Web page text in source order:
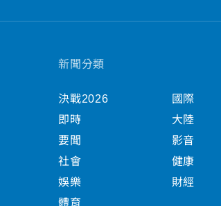
新聞分類
決戰2026
即時
要聞
社會
娛樂
體育
國際
大陸
影音
健康
財經